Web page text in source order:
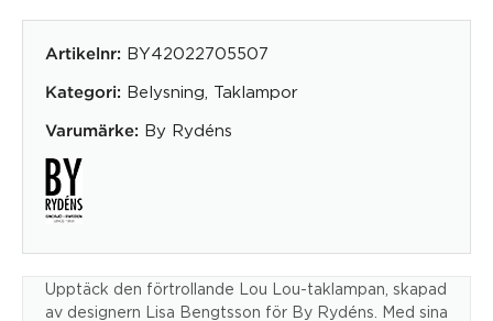
Artikelnr: BY42022705507
Kategori: Belysning Taklampor
Varumärke: By Rydéns
Upptäck den förtrollande Lou Lou-taklampan, skapad
av designern Lisa Bengtsson för By Rydéns. Med sina